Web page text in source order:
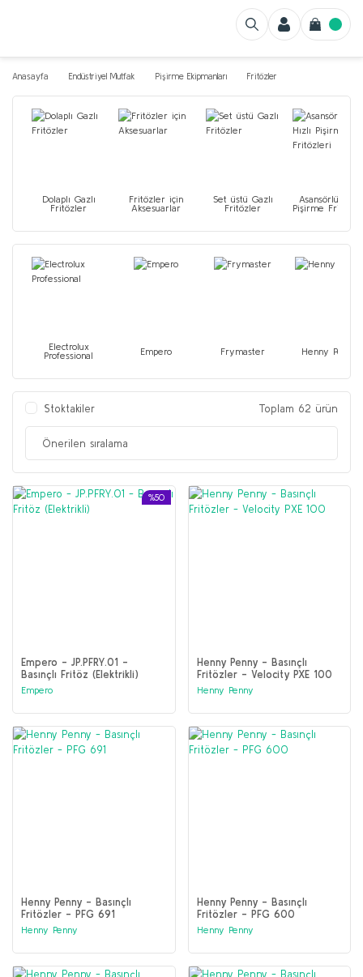
Anasayfa Endüstriyel Mutfak Pişirme Ekipmanları Fritözler
Dolaplı Gazlı
Fritözler
Fritözler için
Aksesuarlar
Set üstü Gazlı
Fritözler
Asansörlü Hızlı
Pişirme
Electrolux
Professional
Empero Frymaster Henny Penny
Stoktakiler Toplam 62 ürün
%50
Empero - JP.PFRY.01 -
Basınçlı Fritöz (Elektrikli)
Empero
Henny Penny - Basınçlı
Fritözler - Velocity PXE 100
Henny Penny
Henny Penny - Basınçlı
Fritözler - PFG 691
Henny Penny
Henny Penny - Basınçlı
Fritözler - PFG 600
Henny Penny